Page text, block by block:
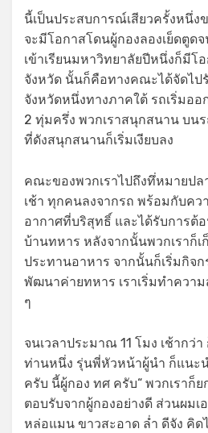
นี้เป็นประสบการณ์เสียวครั้งหนึ่ง
จะมีโอกาสโดนผู้กองลองเย็ดตูด
เข้าเรียนมหาวิทยาลัยปีหนึ่งก็มีโ
จังหวัด นั้นก็คือทางคณะได้จัดไป
จังหวัดหนึ่งทางภาคใต้ รถเริ่มอ
2 ทุ่มครึ่ง พวกเราสนุกสนาน บน
ที่ดังสนุกสนานก็เริ่มเงียบลง
คณะของพวกเราไปถึงทึ่หมายป
เช้า ทุกคนลงจากรถ พร้อมกับค
อากาศที่บริสุทธิ์ และได้รับการต้
บ้านทหาร หลังจากนั้นพวกเราก็
ประทานอาหาร จากนั้นก็เริ่มกิจ
พัฒนาค่ายทหาร เราเริ่มทำควา
ๆ
จนเวลาประมาณ 11 โมง เช้ากว่
ท่านหนึ่ง รุ่นพี่หัวหน้าผู้นำ ก็แนะน
ครับ นี้ผู้กอง ทศ ครับ“ พวกเราก็
ตอบรับจากผู้กองอย่างดี ส่วนผมเ
หล่อแมน ขาวสะอาด ล่ำ ดีจัง คิด